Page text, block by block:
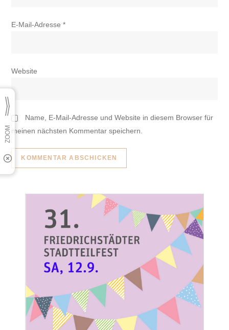
E-Mail-Adresse*
Website
Name, E-Mail-Adresse und Website in diesem Browser für
meinen nächsten Kommentar speichern.